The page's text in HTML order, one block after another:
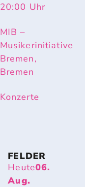
20:00 Uhr
MIB –
Musikerinitiative
Bremen,
Bremen
Konzerte
FELDER
Heute06.
Aug.